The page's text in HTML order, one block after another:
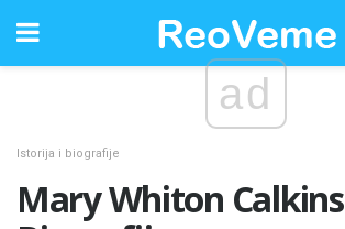
ad
Istorija i biografije
Mary Whiton Calkins